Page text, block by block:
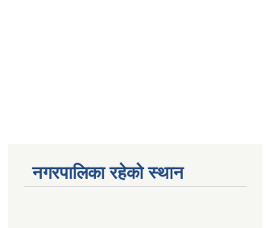
नगरपालिका रहेको स्थान